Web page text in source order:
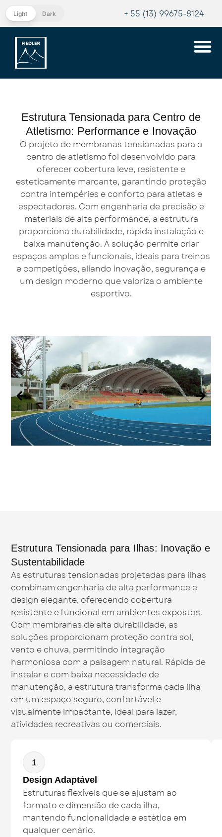
Light Dark + 55 (13) 99675-8124
Estrutura Tensionada para Centro de
Atletismo: Performance e Inovação
O projeto de membranas tensionadas para o
centro de atletismo foi desenvolvido para
oferecer cobertura leve, resistente e
esteticamente marcante, garantindo proteção
contra intempéries e conforto para atletas e
espectadores. Com engenharia de precisão e
materiais de alta performance, a estrutura
proporciona durabilidade, rápida instalação e
baixa manutenção. A solução permite criar
espaços amplos e funcionais, ideais para treinos
e competições, aliando inovação, segurança e
um design moderno que valoriza o ambiente
esportivo.
Estrutura Tensionada para Ilhas: Inovação e
Sustentabilidade
As estruturas tensionadas projetadas para ilhas
combinam engenharia de alta performance e
design elegante, oferecendo cobertura
resistente e funcional em ambientes expostos.
Com membranas de alta durabilidade, as
soluções proporcionam proteção contra sol,
vento e chuva, permitindo integração
harmoniosa com a paisagem natural. Rápida de
instalar e com baixa necessidade de
manutenção, a estrutura transforma cada ilha
em um espaço seguro, confortável e
visualmente impactante, ideal para lazer,
atividades recreativas ou comerciais.
1
Design Adaptável
Estruturas flexíveis que se ajustam ao
formato e dimensão de cada ilha,
mantendo funcionalidade e estética em
qualquer cenário.